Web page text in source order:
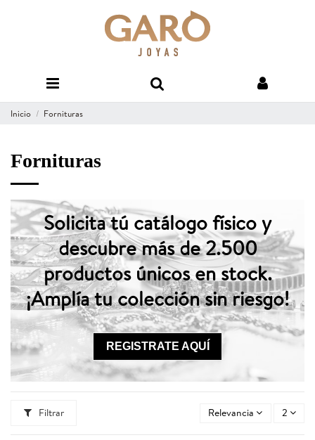
Inicio Fornituras
Fornituras
Solicita tú catálogo físico y
descubre más de 2.500
productos únicos en stock.
¡Amplía tu colección sin riesgo!
REGISTRATE AQUÍ
Filtrar Relevancia 2